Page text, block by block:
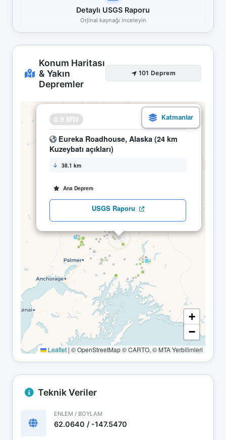
Detaylı USGS Raporu
Orjinal kaynağı inceleyin
Konum Haritası
& Yakın
Depremler
101 Deprem
0.9 MW 21.04 08:11
Eureka Roadhouse, Alaska (24 km
Kuzeybatı açıkları)
38.1 km
Ana Deprem
USGS Raporu
×
+
−
Leaflet | © OpenStreetMap © CARTO, © MTA Yerbilimleri
Teknik Veriler
ENLEM / BOYLAM
62.0640 / -147.5470